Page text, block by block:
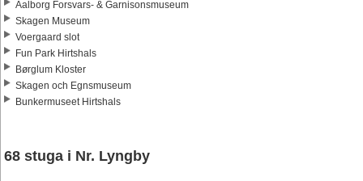
Aalborg Forsvars- & Garnisonsmuseum
Skagen Museum
Voergaard slot
Fun Park Hirtshals
Børglum Kloster
Skagen och Egnsmuseum
Bunkermuseet Hirtshals
68 stuga i Nr. Lyngby